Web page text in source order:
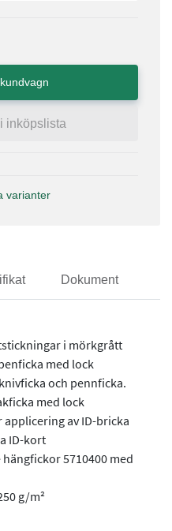
i inköpslista
varianter
Dokument
i mörkgrått
med lock
och pennficka.
med lock
applicering av ID-bricka
ID-kort
5710400 med
g/m²